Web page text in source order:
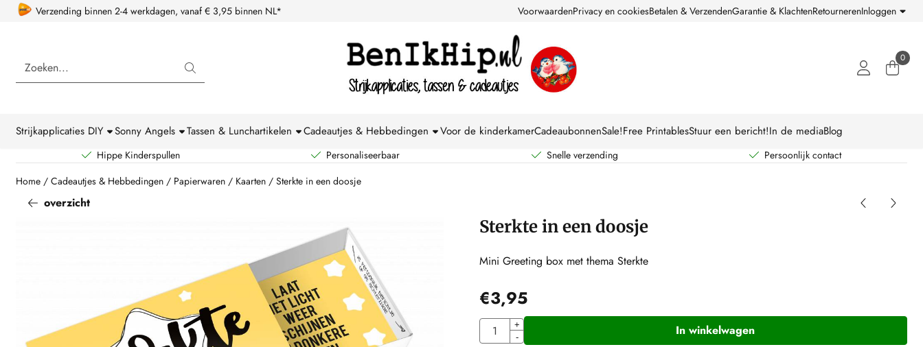
Cookievoorkeuren zijn beschikbaar. Kies instellingen of sta alle cookies toe.
Verzending binnen 2-4 werkdagen, vanaf € 3,95 binnen NL* VoorwaardenPrivacy en cookiesBetalen & VerzendenGarantie & KlachtenRetournerenInloggen
Zoeken 0
Strijkapplicaties DIY Sonny Angels Tassen & Lunchartikelen Cadeautjes & Hebbedingen Voor de kinderkamerCadeaubonnenSale!Free PrintablesStuur een bericht!In de mediaBlog
Hippe Kinderspullen Personaliseerbaar Snelle verzending
Persoonlijk contact
Home / Cadeautjes & Hebbedingen / Papierwaren / Kaarten / Sterkte in een doosje
overzicht
Sterkte in een doosje
Mini Greeting box met thema Sterkte
€3,95
Aantal
+
-
In winkelwagen